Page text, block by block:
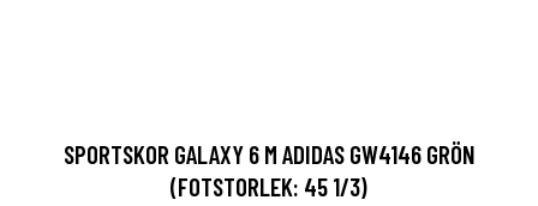
SPORTSKOR GALAXY 6 M ADIDAS GW4146 GRÖN
(FOTSTORLEK: 45 1/3)